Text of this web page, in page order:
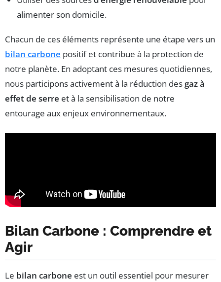
alimenter son domicile.
Chacun de ces éléments représente une étape vers un
bilan carbone positif et contribue à la protection de
notre planète. En adoptant ces mesures quotidiennes,
nous participons activement à la réduction des gaz à
effet de serre et à la sensibilisation de notre
entourage aux enjeux environnementaux.
Bilan Carbone : Comprendre et
Agir
Le bilan carbone est un outil essentiel pour mesurer